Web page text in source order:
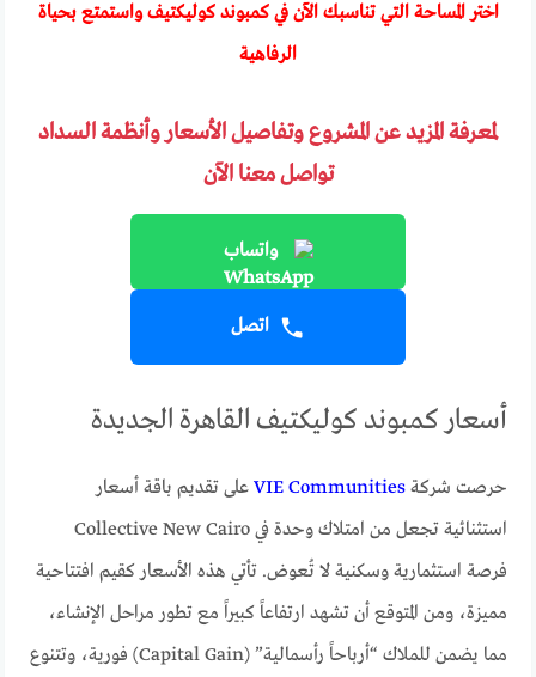
اختر المساحة التي تناسبك الآن في كمبوند كوليكتيف واستمتع بحياة
الرفاهية
لمعرفة المزيد عن المشروع وتفاصيل الأسعار وأنظمة السداد
تواصل معنا الآن
واتساب
اتصل
أسعار كمبوند كوليكتيف القاهرة الجديدة
حرصت شركةVIE Communities على تقديم باقة أسعار
استثنائية تجعل من امتلاك وحدة في Collective New Cairo
فرصة استثمارية وسكنية لا تُعوض. تأتي هذه الأسعار كقيم افتتاحية
مميزة، ومن المتوقع أن تشهد ارتفاعاً كبيراً مع تطور مراحل الإنشاء،
مما يضمن للملاك “أرباحاً رأسمالية” (Capital Gain) فورية، وتتنوع